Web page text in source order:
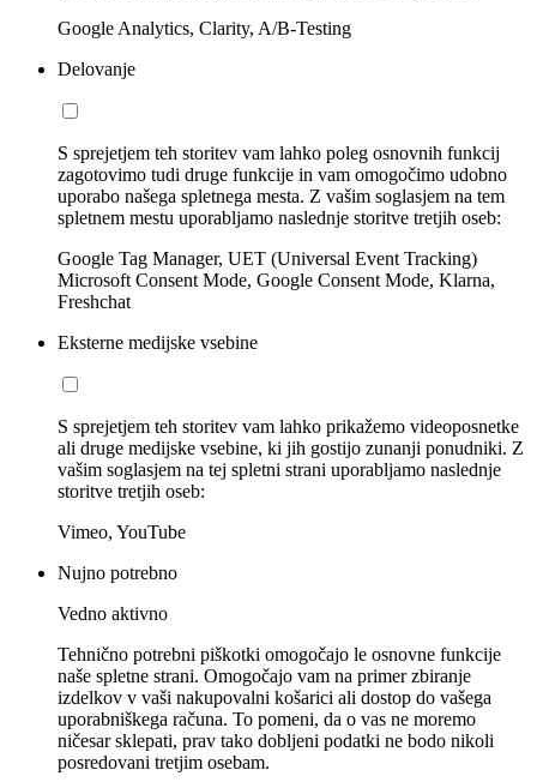
Google Analytics, Clarity, A/B-Testing
Delovanje
S sprejetjem teh storitev vam lahko poleg osnovnih funkcij
zagotovimo tudi druge funkcije in vam omogočimo udobno
uporabo našega spletnega mesta. Z vašim soglasjem na tem
spletnem mestu uporabljamo naslednje storitve tretjih oseb:
Google Tag Manager, UET (Universal Event Tracking)
Microsoft Consent Mode, Google Consent Mode, Klarna,
Freshchat
Eksterne medijske vsebine
S sprejetjem teh storitev vam lahko prikažemo videoposnetke
ali druge medijske vsebine, ki jih gostijo zunanji ponudniki. Z
vašim soglasjem na tej spletni strani uporabljamo naslednje
storitve tretjih oseb:
Vimeo, YouTube
Nujno potrebno
Vedno aktivno
Tehnično potrebni piškotki omogočajo le osnovne funkcije
naše spletne strani. Omogočajo vam na primer zbiranje
izdelkov v vaši nakupovalni košarici ali dostop do vašega
uporabniškega računa. To pomeni, da o vas ne moremo
ničesar sklepati, prav tako dobljeni podatki ne bodo nikoli
posredovani tretjim osebam.